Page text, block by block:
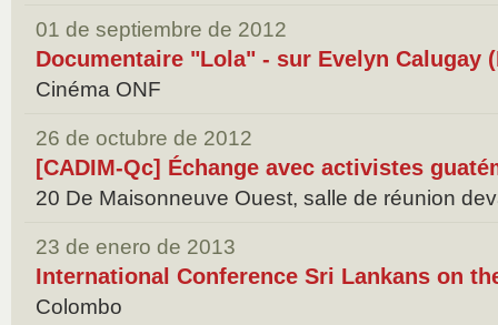
01 de septiembre de 2012
Documentaire "Lola" - sur Evelyn Calugay
Cinéma ONF
26 de octubre de 2012
[CADIM-Qc] Échange avec activistes
20 De Maisonneuve Ouest, salle de réunion
23 de enero de 2013
International Conference Sri Lankans on
Colombo